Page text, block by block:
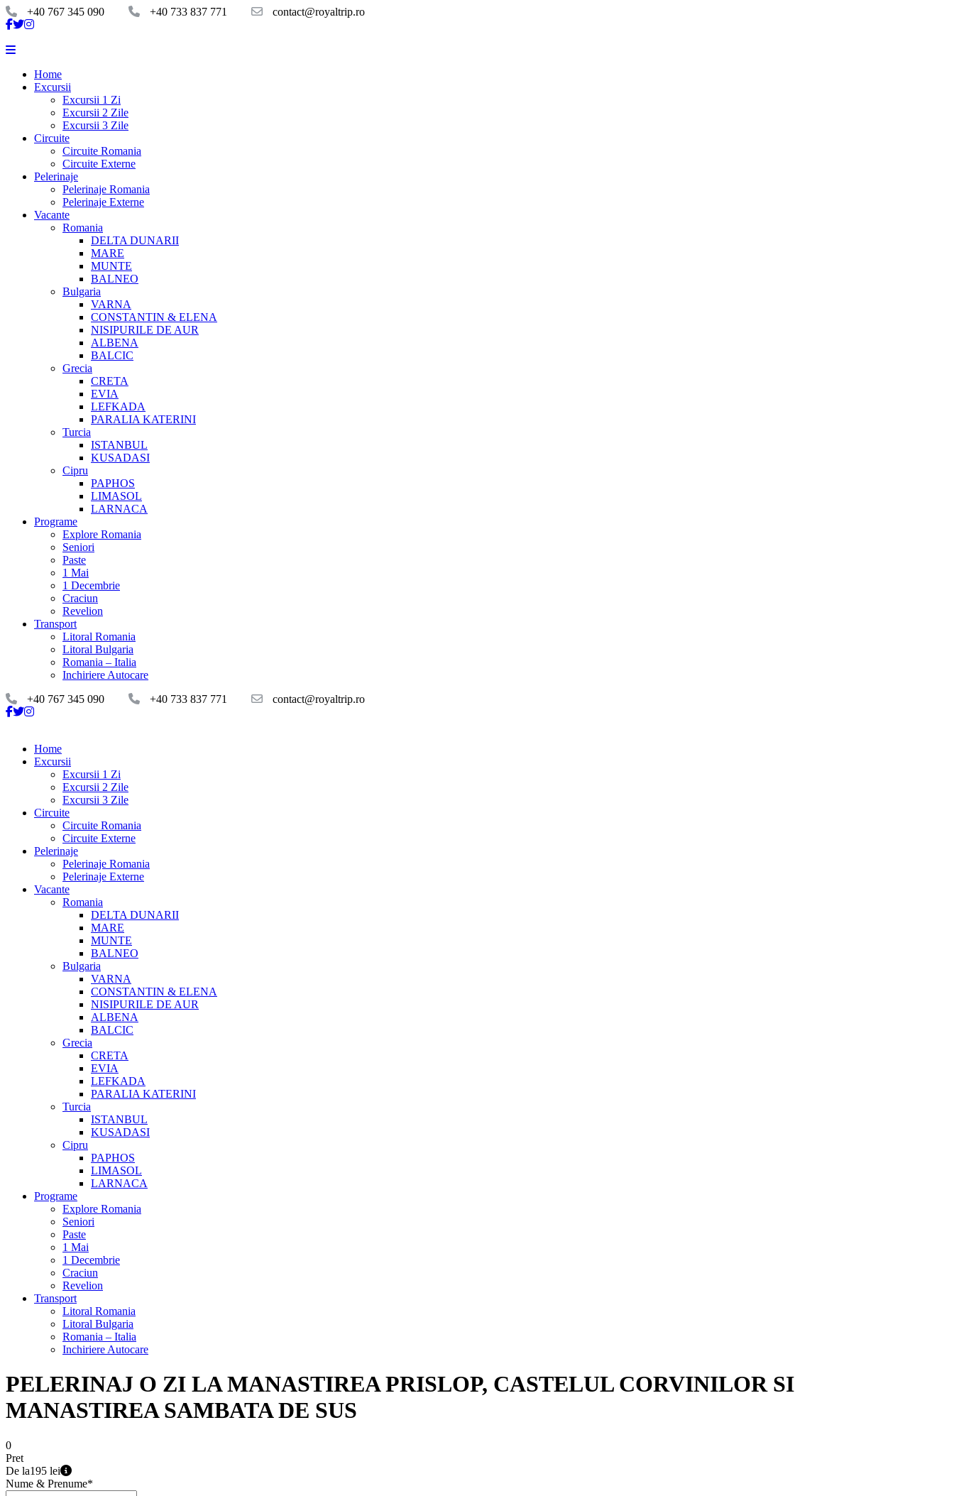
+40 767 345 090 +40 733 837 771 contact@royaltrip.ro
Home
Excursii
Excursii 1 Zi
Excursii 2 Zile
Excursii 3 Zile
Circuite
Circuite Romania
Circuite Externe
Pelerinaje
Pelerinaje Romania
Pelerinaje Externe
Vacante
Romania
DELTA DUNARII
MARE
MUNTE
BALNEO
Bulgaria
VARNA
CONSTANTIN & ELENA
NISIPURILE DE AUR
ALBENA
BALCIC
Grecia
CRETA
EVIA
LEFKADA
PARALIA KATERINI
Turcia
ISTANBUL
KUSADASI
Cipru
PAPHOS
LIMASOL
LARNACA
Programe
Explore Romania
Seniori
Paste
1 Mai
1 Decembrie
Craciun
Revelion
Transport
Litoral Romania
Litoral Bulgaria
Romania – Italia
Inchiriere Autocare
+40 767 345 090
+40 733 837 771 contact@royaltrip.ro
Home
Excursii
Excursii 1 Zi
Excursii 2 Zile
Excursii 3 Zile
Circuite
Circuite Romania
Circuite Externe
Pelerinaje
Pelerinaje Romania
Pelerinaje Externe
Vacante
Romania
DELTA DUNARII
MARE
MUNTE
BALNEO
Bulgaria
VARNA
CONSTANTIN & ELENA
NISIPURILE DE AUR
ALBENA
BALCIC
Grecia
CRETA
EVIA
LEFKADA
PARALIA KATERINI
Turcia
ISTANBUL
KUSADASI
Cipru
PAPHOS
LIMASOL
LARNACA
Programe
Explore Romania
Seniori
Paste
1 Mai
1 Decembrie
Craciun
Revelion
Transport
Litoral Romania
Litoral Bulgaria
Romania – Italia
Inchiriere Autocare
PELERINAJ O ZI LA MANASTIREA PRISLOP, CASTELUL CORVINILOR SI
MANASTIREA SAMBATA DE SUS
0
Pret
De la195 lei
Pretul initial este bazat pe 1 adult la cel mai mic pret in sezon
Nume & Prenume*